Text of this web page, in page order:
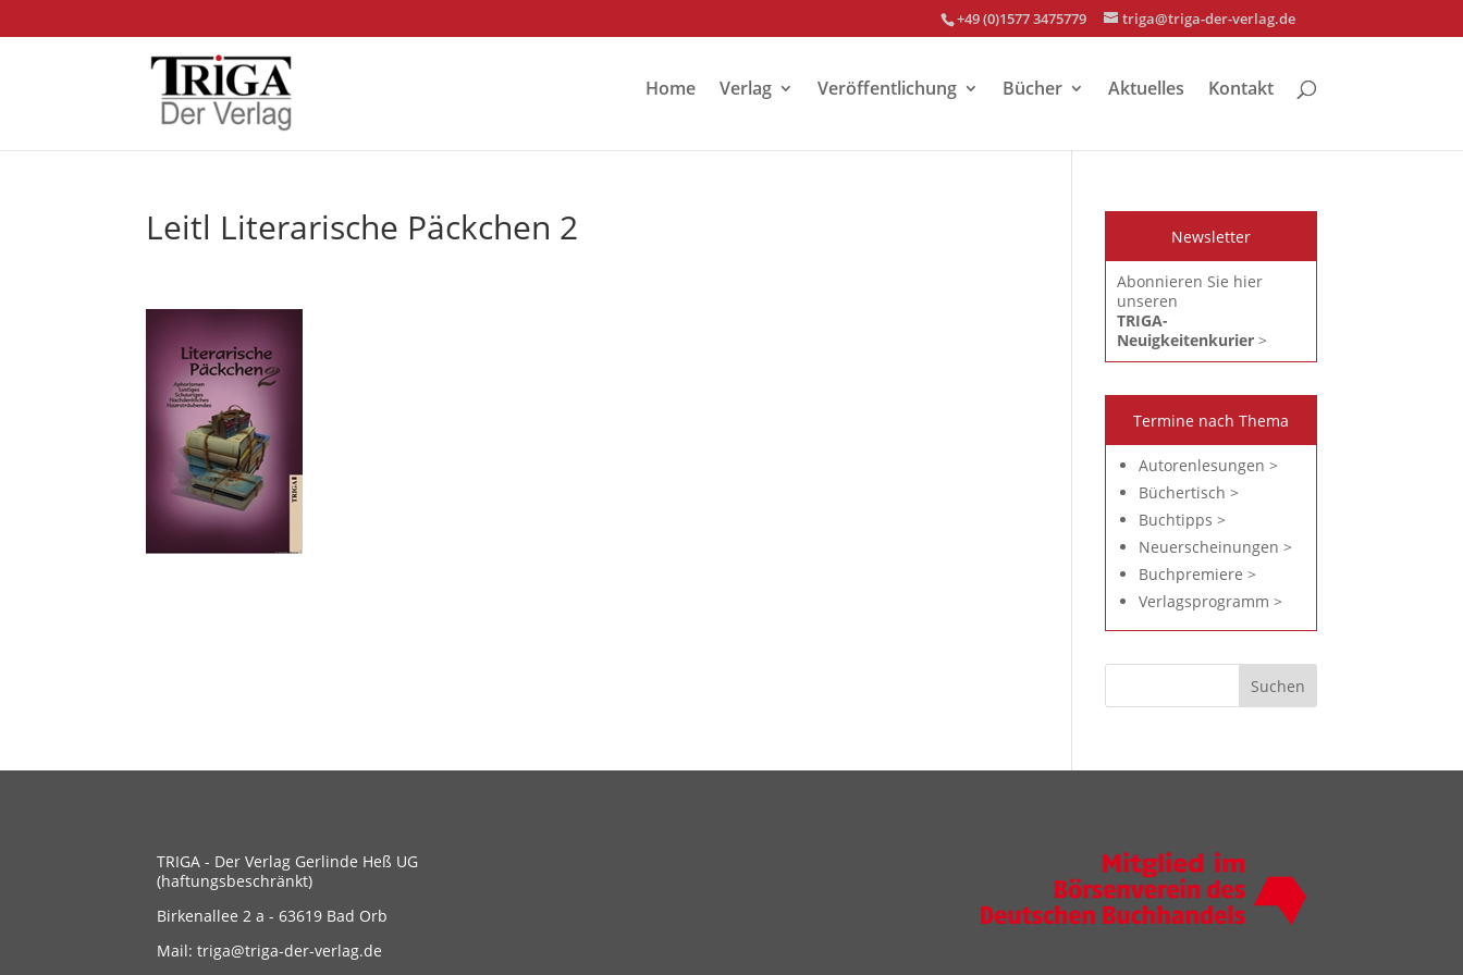
+49 (0)1577 3475779 triga@triga-der-verlag.de
Home Verlag Veröffentlichung Bücher Aktuelles Kontakt
Leitl Literarische Päckchen 2 Newsletter
Abonnieren Sie hier
unseren
TRIGA-
Neuigkeitenkurier >
Termine nach Thema
Autorenlesungen >
Büchertisch >
Buchtipps >
Neuerscheinungen >
Buchpremiere >
Verlagsprogramm >
TRIGA - Der Verlag Gerlinde Heß UG
(haftungsbeschränkt)
Birkenallee 2 a - 63619 Bad Orb
Mail: triga@triga-der-verlag.de